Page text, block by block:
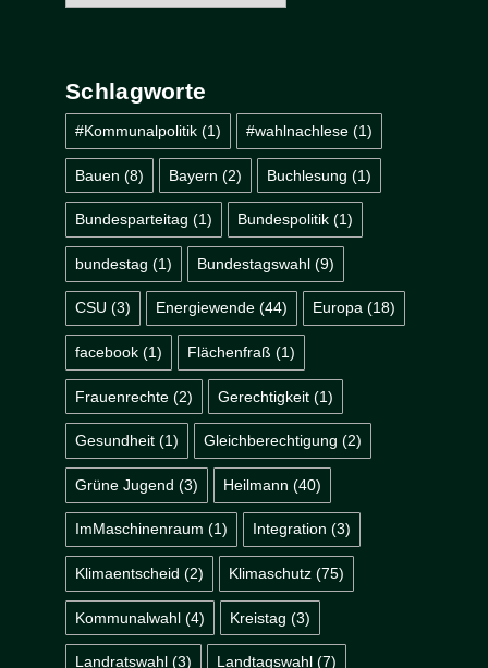
Schlagworte
#Kommunalpolitik (1) #wahlnachlese(1)
Bauen (8) Bayern (2) Buchlesung (1)
Bundesparteitag (1) Bundespolitik(1)
bundestag (1) Bundestagswahl(9)
CSU (3) Energiewende(44) Europa(18)
facebook (1) Flächenfraß (1)
Frauenrechte (2) Gerechtigkeit(1)
Gesundheit (1) Gleichberechtigung (2)
Grüne Jugend (3) Heilmann (40)
ImMaschinenraum (1) Integration (3)
Klimaentscheid (2) Klimaschutz(75)
Kommunalwahl (4) Kreistag (3)
Landratswahl (3) Landtagswahl(7)